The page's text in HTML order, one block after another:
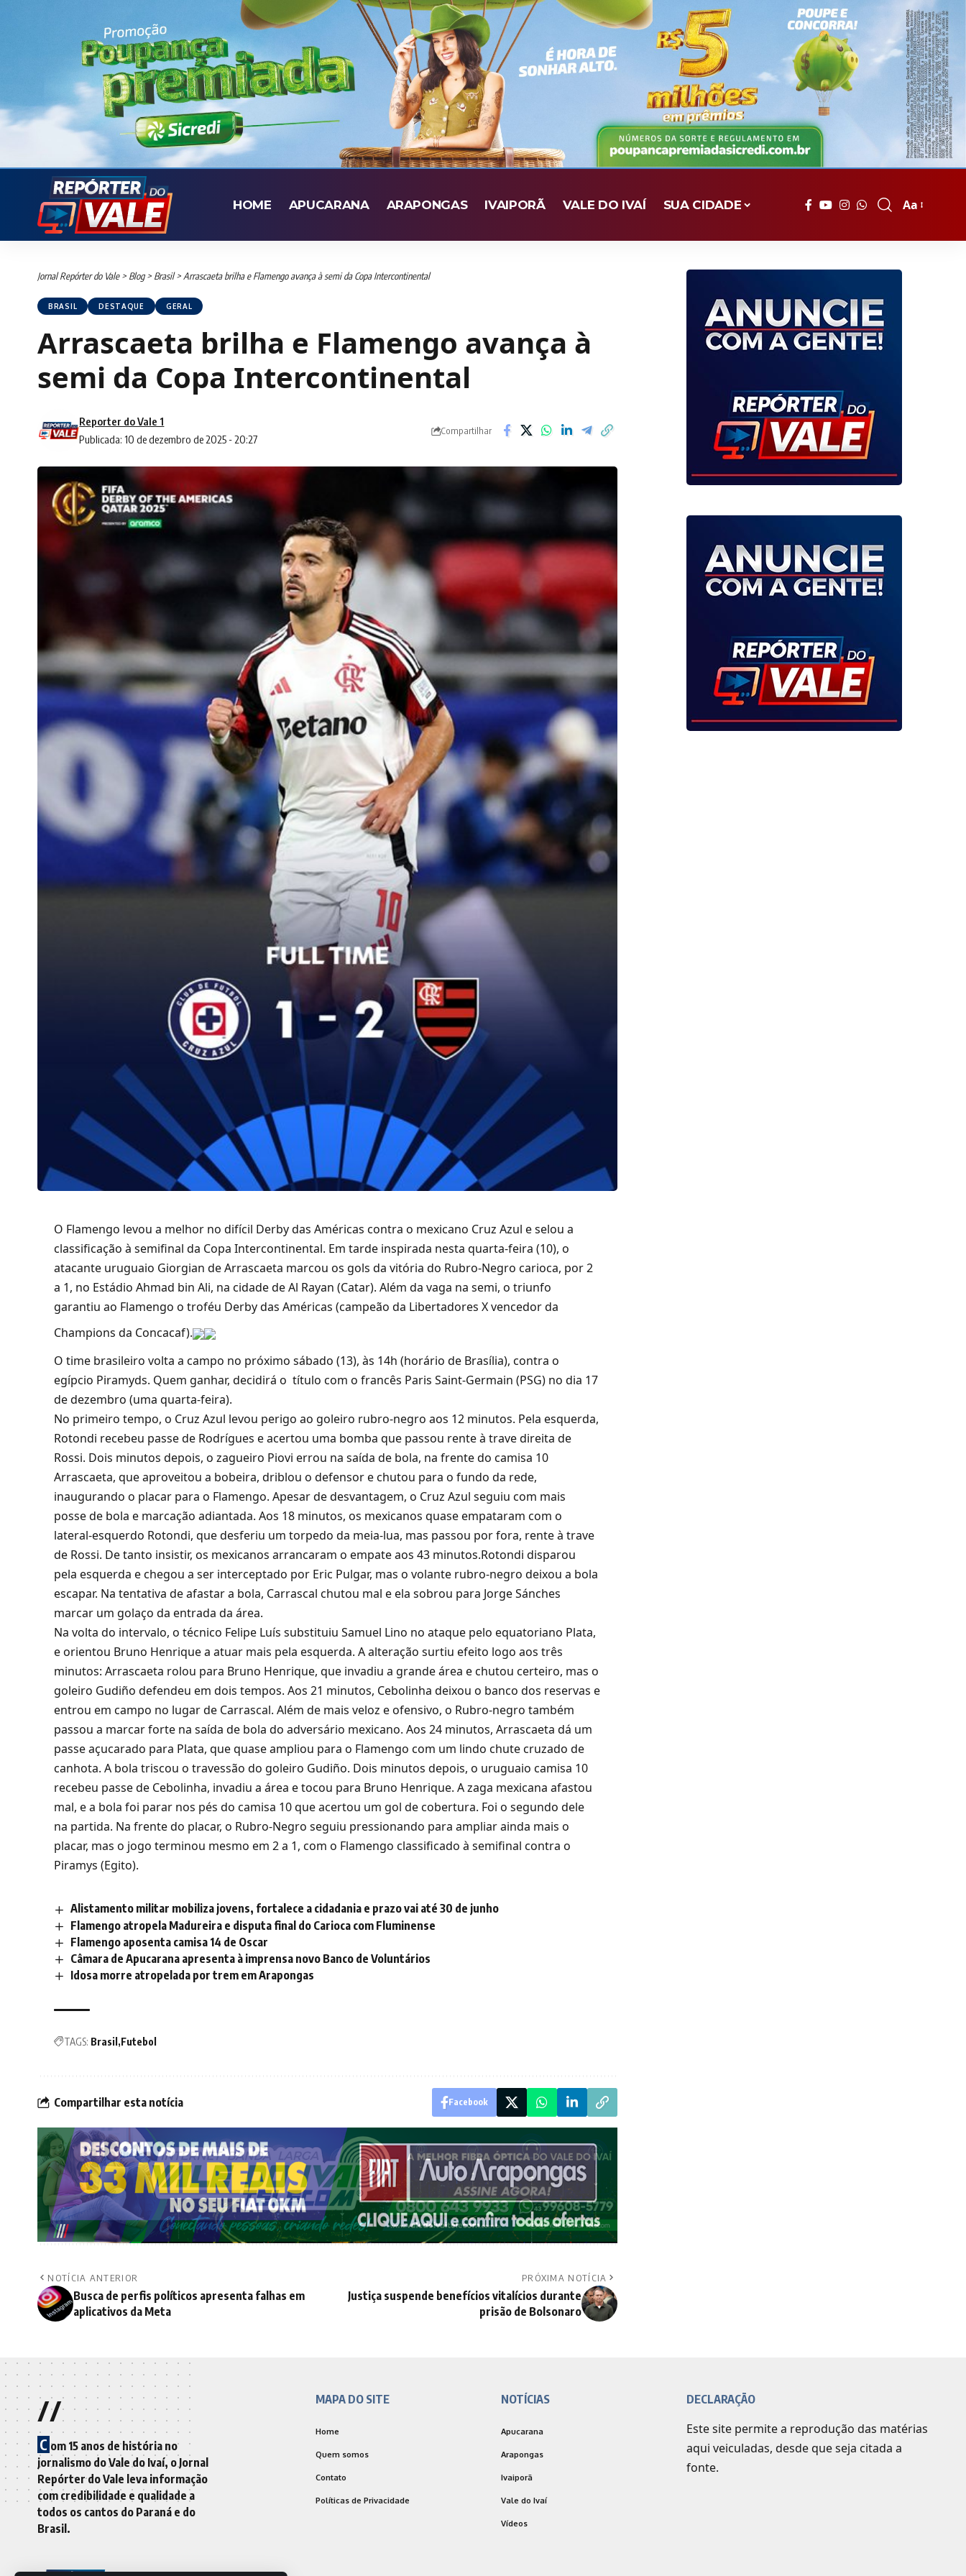
HOME APUCARANA ARAPONGAS IVAIPORÃ VALE DO IVAÍ SUA CIDADE
Font
Aa
Jornal Repórter do Vale> Blog> Brasil> Arrascaeta brilha e Flamengo avança à semi da Copa Intercontinental
BRASIL DESTAQUE GERAL
Arrascaeta brilha e Flamengo avança à
semi da Copa Intercontinental
Publicada: 10 de dezembro de 2025 - 20:27
Reporter do Vale 1
Compartilhar
O Flamengo levou a melhor no difícil Derby das Américas contra o mexicano Cruz Azul e selou a
classificação à semifinal da Copa Intercontinental. Em tarde inspirada nesta quarta-feira (10), o
atacante uruguaio Giorgian de Arrascaeta marcou os gols da vitória do Rubro-Negro carioca, por 2
a 1, no Estádio Ahmad bin Ali, na cidade de Al Rayan (Catar). Além da vaga na semi, o triunfo
garantiu ao Flamengo o troféu Derby das Américas (campeão da Libertadores X vencedor da
Champions da Concacaf).
O time brasileiro volta a campo no próximo sábado (13), às 14h (horário de Brasília), contra o
egípcio Piramyds. Quem ganhar, decidirá o título com o francês Paris Saint-Germain (PSG) no dia 17
de dezembro (uma quarta-feira).
No primeiro tempo, o Cruz Azul levou perigo ao goleiro rubro-negro aos 12 minutos. Pela esquerda,
Rotondi recebeu passe de Rodrígues e acertou uma bomba que passou rente à trave direita de
Rossi. Dois minutos depois, o zagueiro Piovi errou na saída de bola, na frente do camisa 10
Arrascaeta, que aproveitou a bobeira, driblou o defensor e chutou para o fundo da rede,
inaugurando o placar para o Flamengo. Apesar de desvantagem, o Cruz Azul seguiu com mais
posse de bola e marcação adiantada. Aos 18 minutos, os mexicanos quase empataram com o
lateral-esquerdo Rotondi, que desferiu um torpedo da meia-lua, mas passou por fora, rente à trave
de Rossi. De tanto insistir, os mexicanos arrancaram o empate aos 43 minutos.Rotondi disparou
pela esquerda e chegou a ser interceptado por Eric Pulgar, mas o volante rubro-negro deixou a bola
escapar. Na tentativa de afastar a bola, Carrascal chutou mal e ela sobrou para Jorge Sánches
marcar um golaço da entrada da área.
Na volta do intervalo, o técnico Felipe Luís substituiu Samuel Lino no ataque pelo equatoriano Plata,
e orientou Bruno Henrique a atuar mais pela esquerda. A alteração surtiu efeito logo aos três
minutos: Arrascaeta rolou para Bruno Henrique, que invadiu a grande área e chutou certeiro, mas o
goleiro Gudiño defendeu em dois tempos. Aos 21 minutos, Cebolinha deixou o banco dos reservas e
entrou em campo no lugar de Carrascal. Além de mais veloz e ofensivo, o Rubro-negro também
passou a marcar forte na saída de bola do adversário mexicano. Aos 24 minutos, Arrascaeta dá um
passe açucarado para Plata, que quase ampliou para o Flamengo com um lindo chute cruzado de
canhota. A bola triscou o travessão do goleiro Gudiño. Dois minutos depois, o uruguaio camisa 10
recebeu passe de Cebolinha, invadiu a área e tocou para Bruno Henrique. A zaga mexicana afastou
mal, e a bola foi parar nos pés do camisa 10 que acertou um gol de cobertura. Foi o segundo dele
na partida. Na frente do placar, o Rubro-Negro seguiu pressionando para ampliar ainda mais o
placar, mas o jogo terminou mesmo em 2 a 1, com o Flamengo classificado à semifinal contra o
Piramys (Egito).
Alistamento militar mobiliza jovens, fortalece a cidadania e prazo vai até 30 de junho
Flamengo atropela Madureira e disputa final do Carioca com Fluminense
Flamengo aposenta camisa 14 de Oscar
Câmara de Apucarana apresenta à imprensa novo Banco de Voluntários
Idosa morre atropelada por trem em Arapongas
TAGS: Brasil Futebol
Compartilhar esta notícia Facebook
NOTÍCIA ANTERIOR
Busca de perfis políticos apresenta falhas em
aplicativos da Meta
PRÓXIMA NOTÍCIA
Justiça suspende benefícios vitalícios durante
prisão de Bolsonaro
//
C om 15 anos de história no
jornalismo do Vale do Ivaí, o Jornal
Repórter do Vale leva informação
com credibilidade e qualidade a
todos os cantos do Paraná e do
Brasil.
MAPA DO SITE
Home
Quem somos
Contato
Políticas de Privacidade
NOTÍCIAS
Apucarana
Arapongas
Ivaiporã
Vale do Ivaí
Vídeos
DECLARAÇÃO
Este site permite a reprodução das matérias
aqui veiculadas, desde que seja citada a
fonte.